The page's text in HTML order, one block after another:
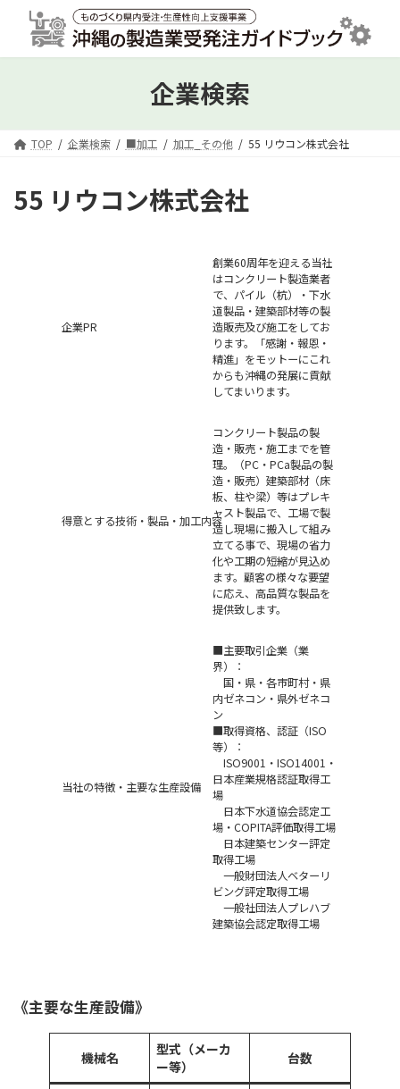
ン
キ
ー
に
企業検索
TOP 企業検索 ■加工 加工_その他 55 リウコン株式会社
55 リウコン株式会社
企業PR
創業60周年を迎える当社
はコンクリート製造業者
で、パイル（杭）・下水
道製品・建築部材等の製
造販売及び施工をしてお
ります。「感謝・報恩・
精進」をモットーにこれ
からも沖縄の発展に貢献
してまいります。
得意とする技術・製品・加工内容
コンクリート製品の製
造・販売・施工までを管
理。（PC・PCa製品の製
造・販売）建築部材（床
板、柱や梁）等はプレキ
ャスト製品で、工場で製
造し現場に搬入して組み
立てる事で、現場の省力
化や工期の短縮が見込め
ます。顧客の様々な要望
に応え、高品質な製品を
提供致します。
当社の特徴・主要な生産設備
■主要取引企業（業
界）：
国・県・各市町村・県
内ゼネコン・県外ゼネコ
ン
■取得資格、認証（ISO
等）：
ISO9001・ISO14001・
日本産業規格認証取得工
場
日本下水道協会認定工
場・COPITA評価取得工場
日本建築センター評定
取得工場
一般財団法人ベターリ
ビング評定取得工場
一般社団法人プレハブ
建築協会認定取得工場
《主要な生産設備》
機械名
型式（メーカ
ー等）
台数